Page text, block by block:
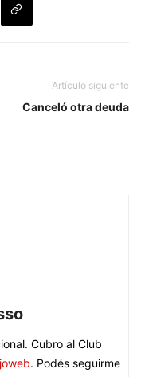
Artículo siguiente
Canceló otra deuda
Cubro al Club
. Podés seguirme